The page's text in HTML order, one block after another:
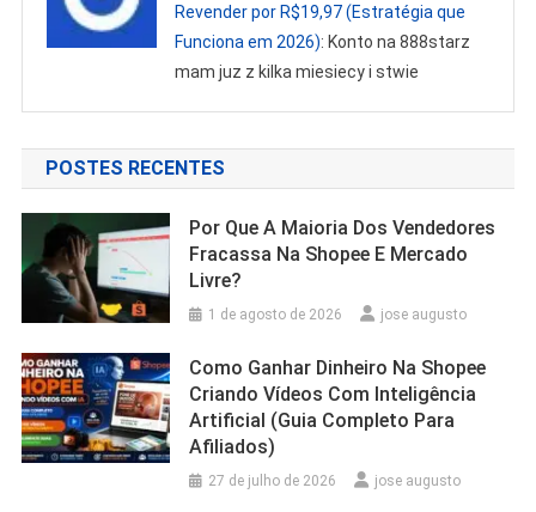
Revender por R$19,97 (Estratégia que
Funciona em 2026): Konto na 888starz
mam juz z kilka miesiecy i stwie
POSTES RECENTES
Por Que A Maioria Dos Vendedores
Fracassa Na Shopee E Mercado
Livre?
1 de agosto de 2026 jose augusto
Como Ganhar Dinheiro Na Shopee
Criando Vídeos Com Inteligência
Artificial (Guia Completo Para
Afiliados)
27 de julho de 2026 jose augusto